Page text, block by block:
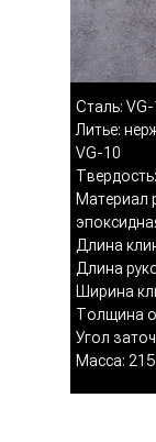
Сталь:
Литье:
VG-10
Материал
Длина
Длина
Ширина
Толщина
Угол
Масса: 215